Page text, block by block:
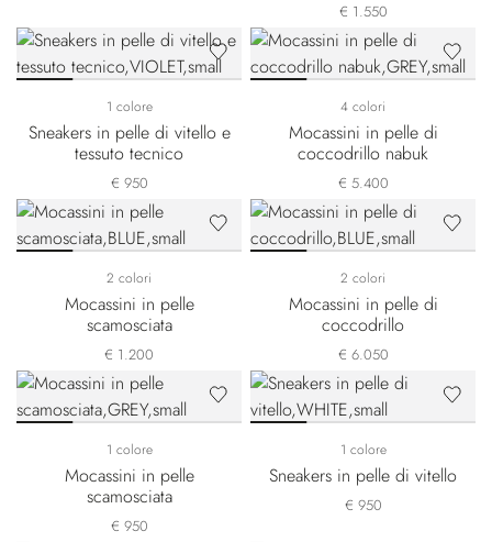
€ 1.550
1 colore
Sneakers in pelle di vitello e
tessuto tecnico
€ 950
4 colori
Mocassini in pelle di
coccodrillo nabuk
€ 5.400
2 colori
Mocassini in pelle
scamosciata
€ 1.200
2 colori
Mocassini in pelle di
coccodrillo
€ 6.050
1 colore
Mocassini in pelle
scamosciata
€ 950
1 colore
Sneakers in pelle di vitello
€ 950